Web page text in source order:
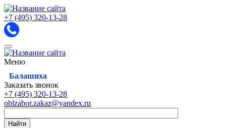
+7 (495) 320-13-28
Меню
Балашиха
Заказать звонок
+7 (495) 320-13-28
oblzabor.zakaz@yandex.ru
Найти